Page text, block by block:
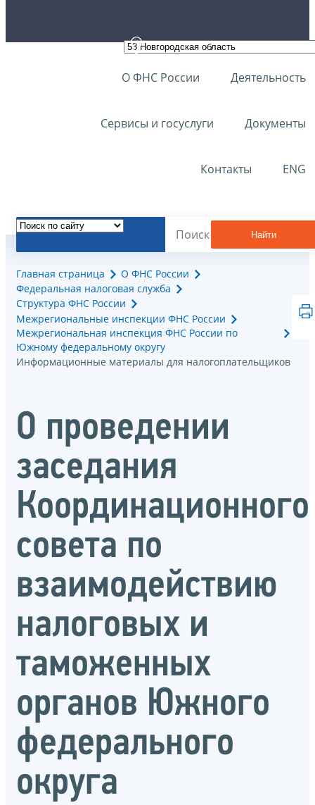
О ФНС России Деятельность
Сервисы и госуслуги Документы
Контакты ENG
Найти
Главная страница
О ФНС России
Федеральная налоговая служба
Структура ФНС России
Межрегиональные инспекции ФНС России
Межрегиональная инспекция ФНС России по
Южному федеральному округу
Информационные материалы для налогоплательщиков
О проведении
заседания
Координационного
совета по
взаимодействию
налоговых и
таможенных
органов Южного
федерального
округа